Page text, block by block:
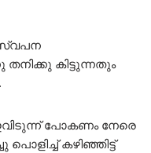
സ്വപന
കിട്ടുന്നതും
പോകണം നേരെ
കഴിഞ്ഞിട്ട്